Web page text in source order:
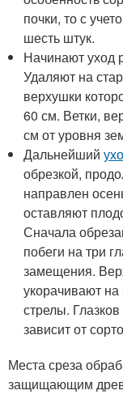
почки, то с
шесть штук.
Начинают уход
Удаляют на
верхушки
60 см. Ветки,
см от уровня
Дальнейший
обрезкой,
направлен
оставляют
Сначала
побеги на три
замещения.
укорачивают
стрелы.
зависит от
Места среза
защищающим